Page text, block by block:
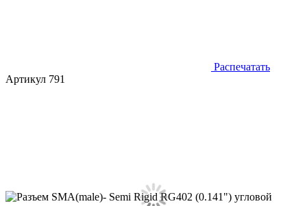
Распечатать
Артикул 791